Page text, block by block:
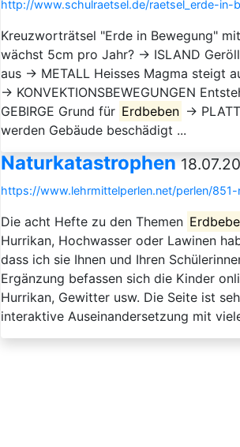
http://www.schulraetsel.de/raetsel_erde-in-
Kreuzworträtsel "Erde in Bewegung"
wächst 5cm pro Jahr? → ISLAND
aus → METALL Heisses Magma steigt
→ KONVEKTIONSBEWEGUNGEN
GEBIRGE Grund für Erdbeben →
werden Gebäude beschädigt ...
Naturkatastrophen
https://www.lehrmittelperlen.net/perlen/
Die acht Hefte zu den Themen
Hurrikan, Hochwasser oder Lawinen
dass ich sie Ihnen und Ihren
Ergänzung befassen sich die Kinder
Hurrikan, Gewitter usw. Die Seite ist
interaktive Auseinandersetzung mit